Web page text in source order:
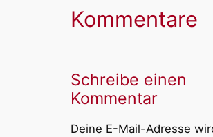
Kommentare
Schreibe einen
Kommentar
Deine E-Mail-Adresse